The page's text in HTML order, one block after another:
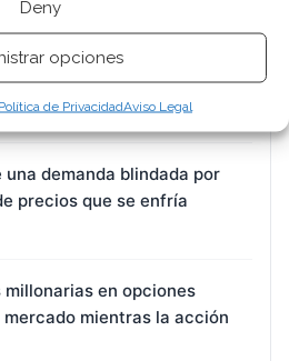
Deny
opciones
Política de PrivacidadAviso Legal
de 668% en pedidos que
confirma
demanda blindada por
precios que se enfría
en opciones
mientras la acción